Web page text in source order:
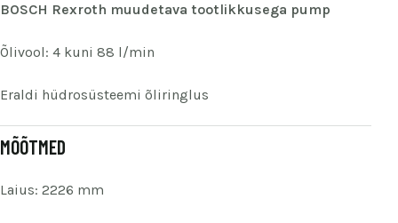
BOSCH Rexroth muudetava tootlikkusega pump
Õlivool: 4 kuni 88 l/min
Eraldi hüdrosüsteemi õliringlus
MÕÕTMED
Laius: 2226 mm